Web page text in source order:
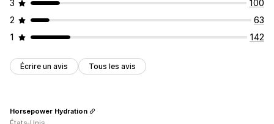
3
100
2
63
1
142
Écrire un avis Tous les avis
Horsepower Hydration